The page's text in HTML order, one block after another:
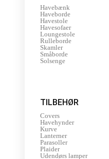
Havebænk
Haveborde
Havestole
Havesofaer
Loungestole
Rulleborde
Skamler
Småborde
Solsenge
TILBEHØR
Covers
Havehynder
Kurve
Lanterner
Parasoller
Plaider
Udendørs lamper